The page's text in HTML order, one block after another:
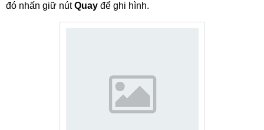
đó nhấn giữ nútQuay để ghi hình.